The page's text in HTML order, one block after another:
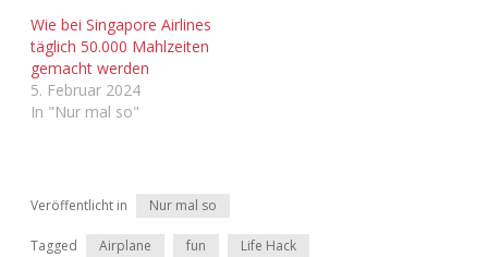
Wie bei Singapore Airlines
täglich 50.000 Mahlzeiten
gemacht werden
5. Februar 2024
In "Nur mal so"
Veröffentlicht in Nur mal so
Tagged Airplane fun Life Hack